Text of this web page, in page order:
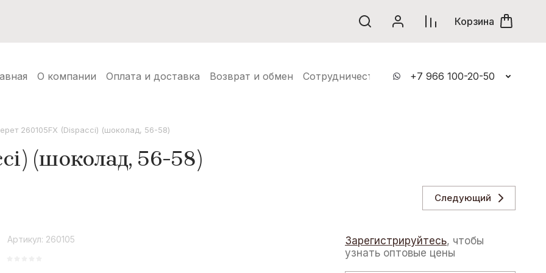
Корзина
О компании Оплата и доставка Возврат и обмен Сотрудничество Контакты
+7 966 100-20-50
260105FX (Dispacci) (шоколад, 56-58)
(шоколад, 56-58)
Следующий
Артикул: 260105 Зарегистрируйтесь, чтобы
узнать оптовые цены